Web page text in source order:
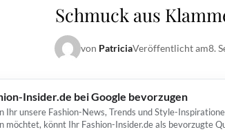
Schmuck aus
von PatriciaVeröffentlicht am8.
Insider.de bei Google bevorzugen
Ihr unsere Fashion-News, Trends und Style-
möchtet, könnt Ihr Fashion-Insider.de als bevorzugte